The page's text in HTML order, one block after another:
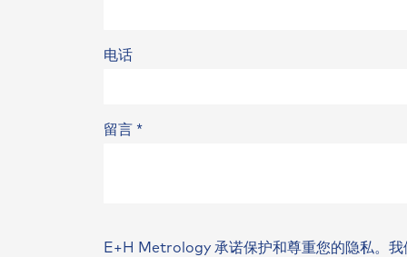
电话
留言 *
E+H Metrology 承诺保护和尊重您的隐私。我